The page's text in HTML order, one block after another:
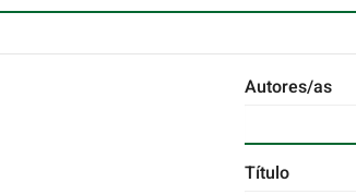
Autores/as
Título